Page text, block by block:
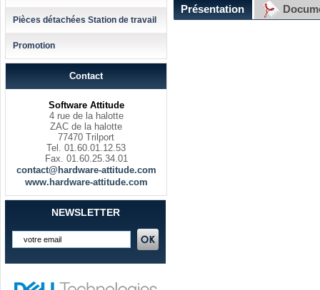
Pièces détachées Station de travail
Promotion
Contact
Software Attitude
4 rue de la halotte
ZAC de la halotte
77470 Trilport
Tel. 01.60.01.12.53
Fax. 01.60.25.34.01
contact@hardware-attitude.com
www.hardware-attitude.com
NEWSLETTER
Présentation